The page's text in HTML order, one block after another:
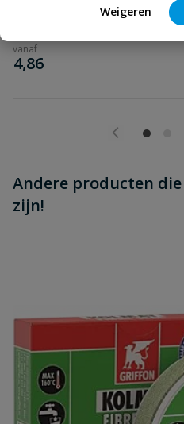
Weigeren
vanaf
€
4,86
Andere producten
zijn!